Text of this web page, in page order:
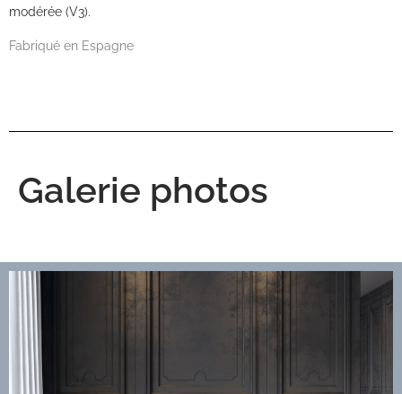
modérée (V3).
Fabriqué en Espagne
Galerie photos